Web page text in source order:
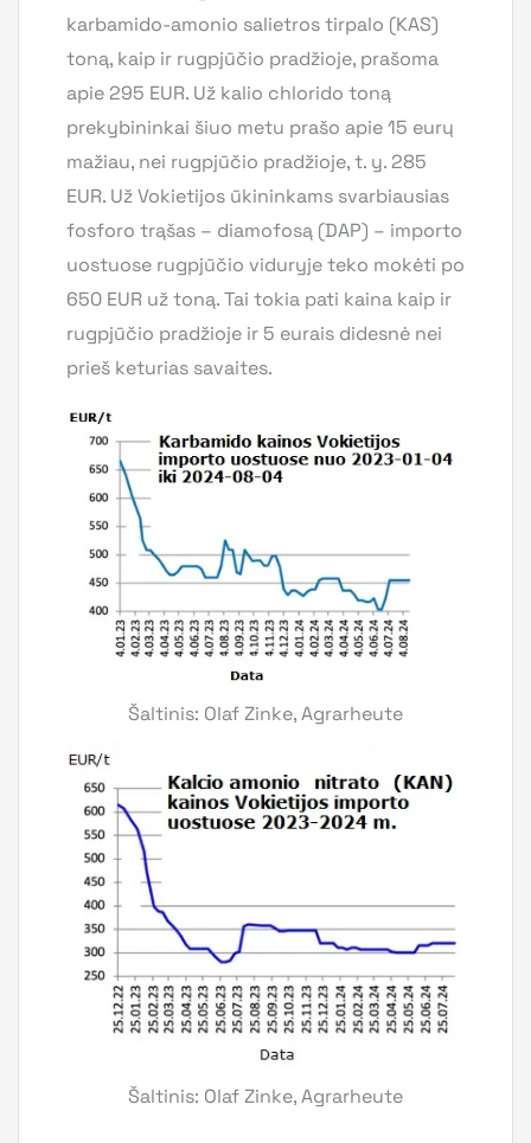
karbamido-amonio salietros tirpalo (KAS)
toną, kaip ir rugpjūčio pradžioje, prašoma
apie 295 EUR. Už kalio chlorido toną
prekybininkai šiuo metu prašo apie 15 eurų
mažiau, nei rugpjūčio pradžioje, t. y. 285
EUR. Už Vokietijos ūkininkams svarbiausias
fosforo trąšas – diamofosą (DAP) – importo
uostuose rugpjūčio viduryje teko mokėti po
650 EUR už toną. Tai tokia pati kaina kaip ir
rugpjūčio pradžioje ir 5 eurais didesnė nei
prieš keturias savaites.
Šaltinis: Olaf Zinke, Agrarheute
Šaltinis: Olaf Zinke, Agrarheute